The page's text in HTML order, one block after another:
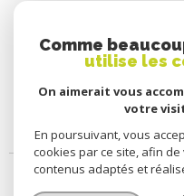
Comme
utilise les
On aimerait vous
votre
En poursuivant, vous
cookies par ce site, afin
contenus adaptés et